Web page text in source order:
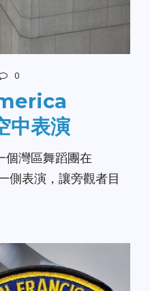
0
中表演
個灣區舞蹈團在
表演，讓旁觀者目